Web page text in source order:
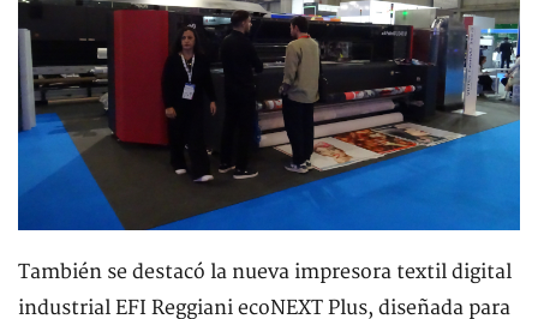
También se destacó la nueva impresora textil digital
industrial EFI Reggiani ecoNEXT Plus, diseñada para